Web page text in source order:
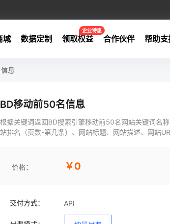
城 数据定制 领取权益
企业特惠
合作伙伴 帮助支
息
BD移动前50名信息
根据关键词返回BD搜索引擎移动前50名网站关键词名
站排名（页数-第几条）、网站标题、网站描述、网站
价格： ￥0
交付方式： API